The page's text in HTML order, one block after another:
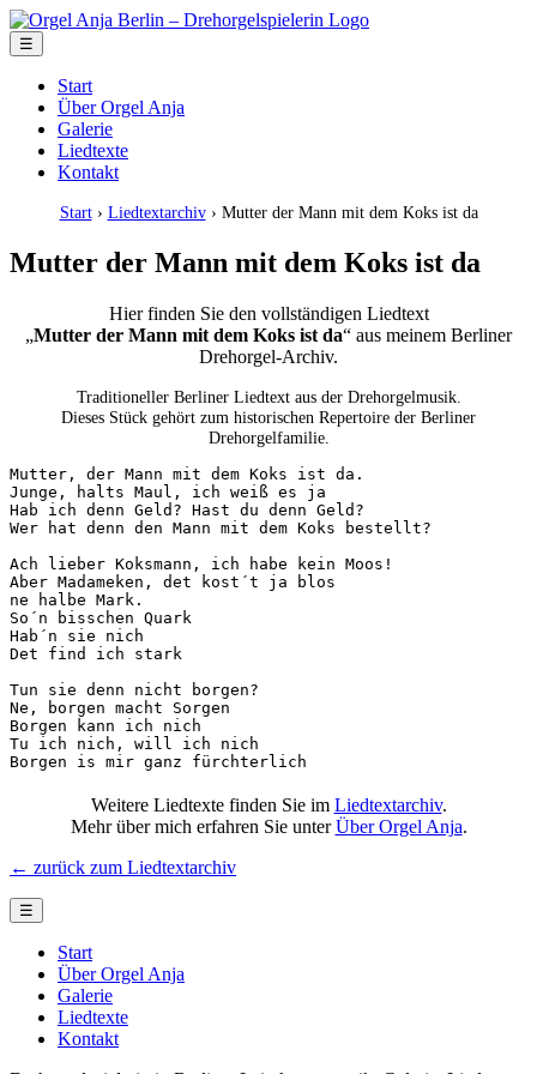
☰
Start
Über Orgel Anja
Galerie
Liedtexte
Kontakt
Start› Liedtextarchiv› Mutter der Mann mit dem Koks ist da
Mutter der Mann mit dem Koks ist da
Hier finden Sie den vollständigen Liedtext
„Mutter der Mann mit dem Koks ist da“ aus meinem Berliner
Drehorgel-Archiv.
Traditioneller Berliner Liedtext aus der Drehorgelmusik.
Dieses Stück gehört zum historischen Repertoire der Berliner
Drehorgelfamilie.
Mutter, der Mann mit dem Koks ist da.
Junge, halts Maul, ich weiß es ja
Hab ich denn Geld? Hast du denn Geld?
Wer hat denn den Mann mit dem Koks bestellt?
Ach lieber Koksmann, ich habe kein Moos!
Aber Madameken, det kost´t ja blos
ne halbe Mark.
So´n bisschen Quark
Hab´n sie nich
Det find ich stark
Tun sie denn nicht borgen?
Ne, borgen macht Sorgen
Borgen kann ich nich
Tu ich nich, will ich nich
Borgen is mir ganz fürchterlich
Weitere Liedtexte finden Sie im Liedtextarchiv.
Mehr über mich erfahren Sie unterÜber Orgel Anja.
← zurück zum Liedtextarchiv
☰
Start
Über Orgel Anja
Galerie
Liedtexte
Kontakt